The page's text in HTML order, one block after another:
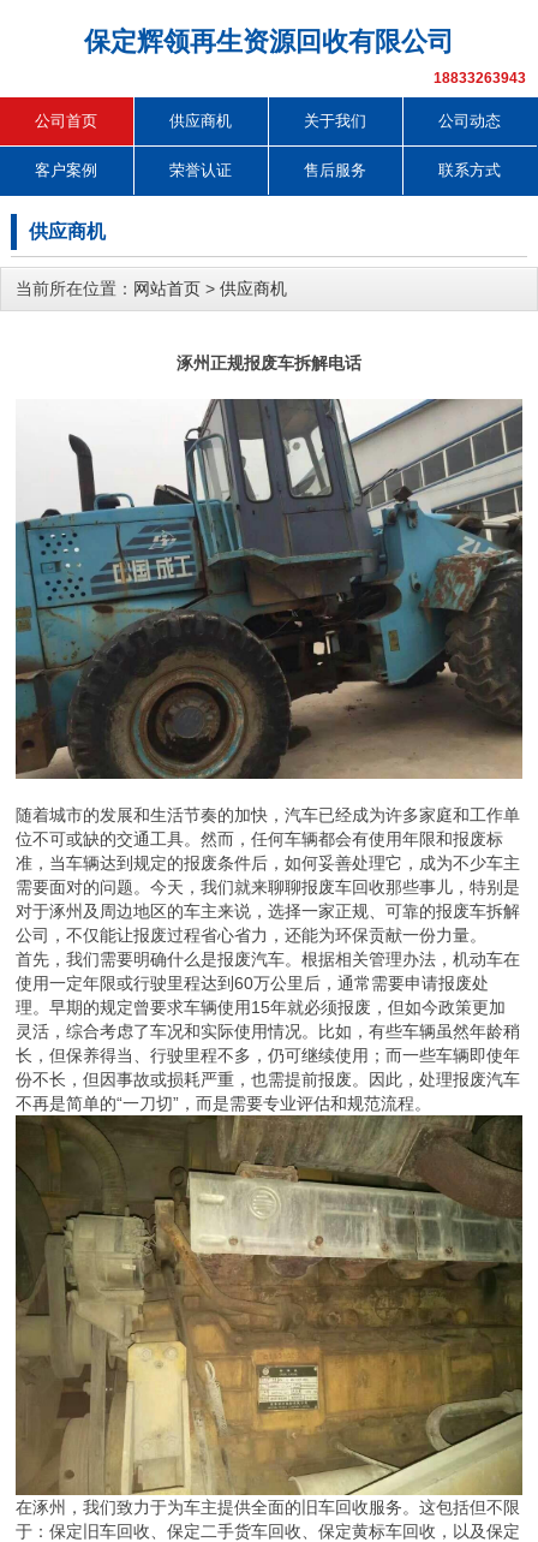
保定辉领再生资源回收有限公司
18833263943
公司首页 供应商机 关于我们 公司动态
客户案例 荣誉认证 售后服务 联系方式
供应商机
当前所在位置： 网站首页 > 供应商机
涿州正规报废车拆解电话
随着城市的发展和生活节奏的加快，汽车已经成为许多家庭和工作单
位不可或缺的交通工具。然而，任何车辆都会有使用年限和报废标
准，当车辆达到规定的报废条件后，如何妥善处理它，成为不少车主
需要面对的问题。今天，我们就来聊聊报废车回收那些事儿，特别是
对于涿州及周边地区的车主来说，选择一家正规、可靠的报废车拆解
公司，不仅能让报废过程省心省力，还能为环保贡献一份力量。
首先，我们需要明确什么是报废汽车。根据相关管理办法，机动车在
使用一定年限或行驶里程达到60万公里后，通常需要申请报废处
理。早期的规定曾要求车辆使用15年就必须报废，但如今政策更加
灵活，综合考虑了车况和实际使用情况。比如，有些车辆虽然年龄稍
长，但保养得当、行驶里程不多，仍可继续使用；而一些车辆即使年
份不长，但因事故或损耗严重，也需提前报废。因此，处理报废汽车
不再是简单的“一刀切”，而是需要专业评估和规范流程。
在涿州，我们致力于为车主提供全面的旧车回收服务。这包括但不限
于：保定旧车回收、保定二手货车回收、保定黄标车回收，以及保定